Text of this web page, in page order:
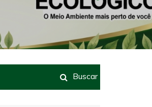
Buscar